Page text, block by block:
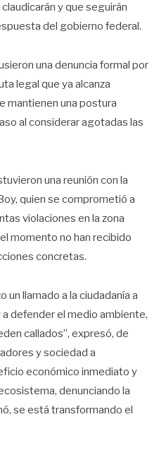
y que seguirán
del gobierno federal.
una denuncia formal por
legal que ya alcanza
mantienen una postura
al considerar agotadas las
una reunión con la
quien se comprometió a
violaciones en la zona
momento no han recibido
concretas.
un llamado a la ciudadanía a
defender el medio ambiente,
callados”, expresó, de
y sociedad a
económico inmediato y
denunciando la
se está transformando el